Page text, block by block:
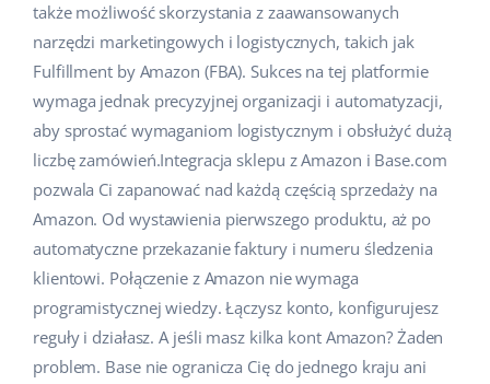
także możliwość skorzystania z zaawansowanych
narzędzi marketingowych i logistycznych, takich jak
Fulfillment by Amazon (FBA). Sukces na tej platformie
wymaga jednak precyzyjnej organizacji i automatyzacji,
aby sprostać wymaganiom logistycznym i obsłużyć dużą
liczbę zamówień.Integracja sklepu z Amazon i Base.com
pozwala Ci zapanować nad każdą częścią sprzedaży na
Amazon. Od wystawienia pierwszego produktu, aż po
automatyczne przekazanie faktury i numeru śledzenia
klientowi. Połączenie z Amazon nie wymaga
programistycznej wiedzy. Łączysz konto, konfigurujesz
reguły i działasz. A jeśli masz kilka kont Amazon? Żaden
problem. Base nie ogranicza Cię do jednego kraju ani